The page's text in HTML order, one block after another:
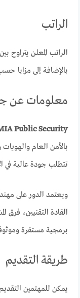
الراتب
الراتب المعلن يتراوح
بالإضافة إلى مزايا
معلومات عن
Public Security
بالأمن العام
تتطلب جودة عالية في
ويعتمد الدور على
القادة التقنيين،
برمجية مستقرة
طريقة التقديم
يمكن للمهتمين